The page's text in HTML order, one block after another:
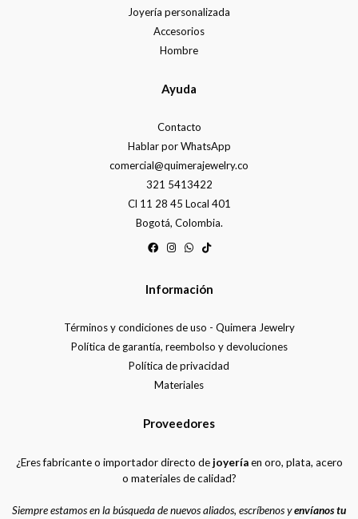
Joyería personalizada
Accesorios
Hombre
Ayuda
Contacto
Hablar por WhatsApp
comercial@quimerajewelry.co
321 5413422
Cl 11 28 45 Local 401
Bogotá, Colombia.
Información
Términos y condiciones de uso - Quimera Jewelry
Política de garantía, reembolso y devoluciones
Política de privacidad
Materiales
Proveedores
¿Eres fabricante o importador directo dejoyeríaen oro, plata, acero
o materiales de calidad?
Siempre estamos en la búsqueda de nuevos aliados, escríbenos yenvíanos tu